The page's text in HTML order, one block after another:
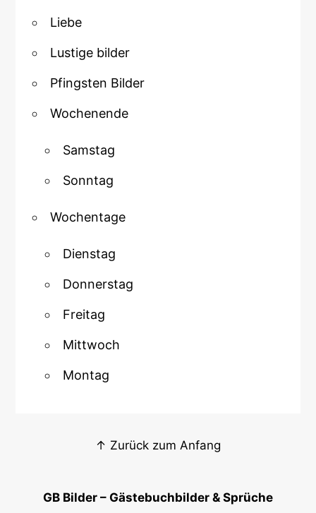
Liebe
Lustige bilder
Pfingsten Bilder
Wochenende
Samstag
Sonntag
Wochentage
Dienstag
Donnerstag
Freitag
Mittwoch
Montag
↑ Zurück zum Anfang
GB Bilder – Gästebuchbilder & Sprüche